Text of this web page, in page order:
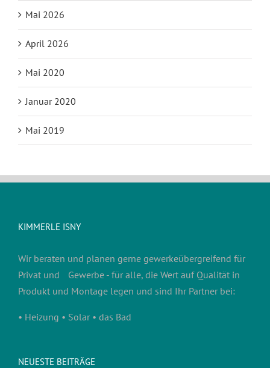
Mai 2026
April 2026
Mai 2020
Januar 2020
Mai 2019
KIMMERLE ISNY
Wir beraten und planen gerne gewerkeübergreifend für
Privat und Gewerbe - für alle, die Wert auf Qualität in
Produkt und Montage legen und sind Ihr Partner bei:
• Heizung • Solar • das Bad
NEUESTE BEITRÄGE